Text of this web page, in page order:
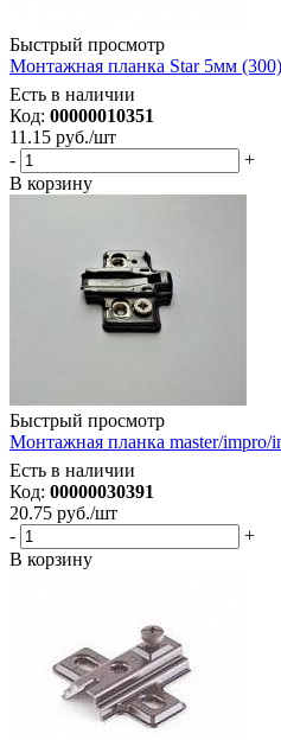
Быстрый просмотр
Монтажная планка Star 5мм
Есть в наличии
Код: 00000010351
11.15 руб./шт
-
+
В корзину
Быстрый просмотр
Монтажная планка master/impro/
Есть в наличии
Код: 00000030391
20.75 руб./шт
-
+
В корзину